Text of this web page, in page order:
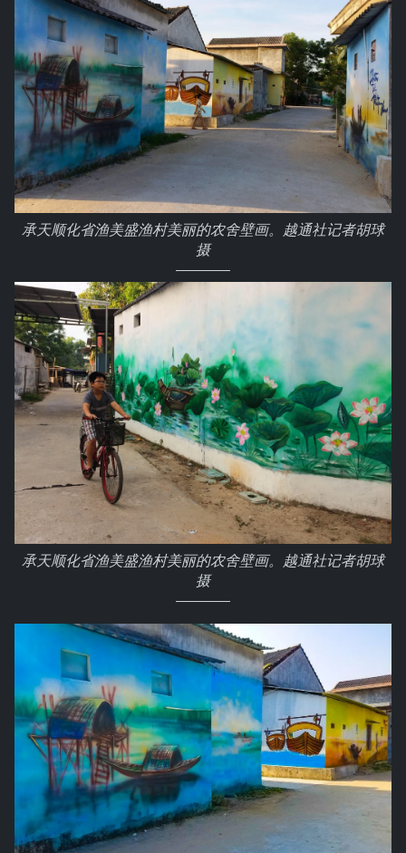
承天顺化省渔美盛渔村美丽的农舍壁画。越通社记者胡球
摄
承天顺化省渔美盛渔村美丽的农舍壁画。越通社记者胡球
摄